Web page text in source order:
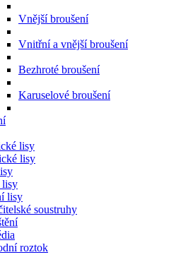
Vnější broušení
Vnitřní a vnější broušení
Bezhroté broušení
Karuselové broušení
lisy
lisy
lisy
lisy
soustruhy
roztok